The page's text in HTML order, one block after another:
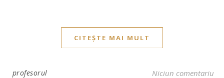
CITEȘTE MAI MULT
profesorul Niciun comentariu